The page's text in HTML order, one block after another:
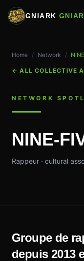
GNIARK
ARTISTS
PARTNERS
ACTIVITIES
REALIZATIONS
SKILLS
OUR SPACES
VIRTUAL STUDIOS
EDIT & DIRECTION
TEAM
OPERATIONS
CONTACT
Home / Network /
←ALL COLLECTIVE
NETWORK
NINE-
Rappeur · cultural
Groupe de
depuis 2013